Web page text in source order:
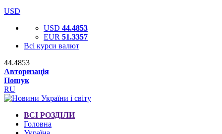
USD
USD 44.4853
EUR 51.3357
Всі курси валют
44.4853
Авторизація
Пошук
RU
ВСІ РОЗДІЛИ
Головна